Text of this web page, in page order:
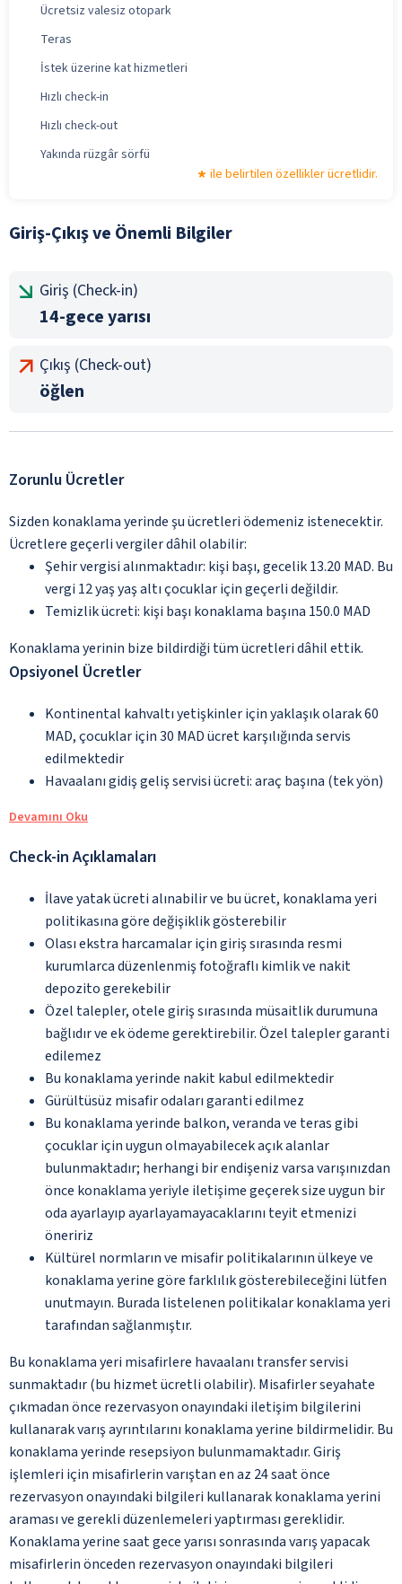
Ücretsiz valesiz otopark
Teras
İstek üzerine kat hizmetleri
Hızlı check-in
Hızlı check-out
Yakında rüzgâr sörfü
ile belirtilen özellikler ücretlidir.
Giriş-Çıkış ve Önemli Bilgiler
Giriş (Check-in)
14-gece yarısı
Çıkış (Check-out)
öğlen
Zorunlu Ücretler
Sizden konaklama yerinde şu ücretleri ödemeniz istenecektir.
Ücretlere geçerli vergiler dâhil olabilir:
Şehir vergisi alınmaktadır: kişi başı, gecelik 13.20 MAD. Bu
vergi 12 yaş yaş altı çocuklar için geçerli değildir.
Temizlik ücreti: kişi başı konaklama başına 150.0 MAD
Konaklama yerinin bize bildirdiği tüm ücretleri dâhil ettik.
Opsiyonel Ücretler
Kontinental kahvaltı yetişkinler için yaklaşık olarak 60
MAD, çocuklar için 30 MAD ücret karşılığında servis
edilmektedir
Havaalanı gidiş geliş servisi ücreti: araç başına (tek yön)
Devamını Oku
Check-in Açıklamaları
İlave yatak ücreti alınabilir ve bu ücret, konaklama yeri
politikasına göre değişiklik gösterebilir
Olası ekstra harcamalar için giriş sırasında resmi
kurumlarca düzenlenmiş fotoğraflı kimlik ve nakit
depozito gerekebilir
Özel talepler, otele giriş sırasında müsaitlik durumuna
bağlıdır ve ek ödeme gerektirebilir. Özel talepler garanti
edilemez
Bu konaklama yerinde nakit kabul edilmektedir
Gürültüsüz misafir odaları garanti edilmez
Bu konaklama yerinde balkon, veranda ve teras gibi
çocuklar için uygun olmayabilecek açık alanlar
bulunmaktadır; herhangi bir endişeniz varsa varışınızdan
önce konaklama yeriyle iletişime geçerek size uygun bir
oda ayarlayıp ayarlayamayacaklarını teyit etmenizi
öneririz
Kültürel normların ve misafir politikalarının ülkeye ve
konaklama yerine göre farklılık gösterebileceğini lütfen
unutmayın. Burada listelenen politikalar konaklama yeri
tarafından sağlanmıştır.
Bu konaklama yeri misafirlere havaalanı transfer servisi
sunmaktadır (bu hizmet ücretli olabilir). Misafirler seyahate
çıkmadan önce rezervasyon onayındaki iletişim bilgilerini
kullanarak varış ayrıntılarını konaklama yerine bildirmelidir. Bu
konaklama yerinde resepsiyon bulunmamaktadır. Giriş
işlemleri için misafirlerin varıştan en az 24 saat önce
rezervasyon onayındaki bilgileri kullanarak konaklama yerini
araması ve gerekli düzenlemeleri yaptırması gereklidir.
Konaklama yerine saat gece yarısı sonrasında varış yapacak
misafirlerin önceden rezervasyon onayındaki bilgileri